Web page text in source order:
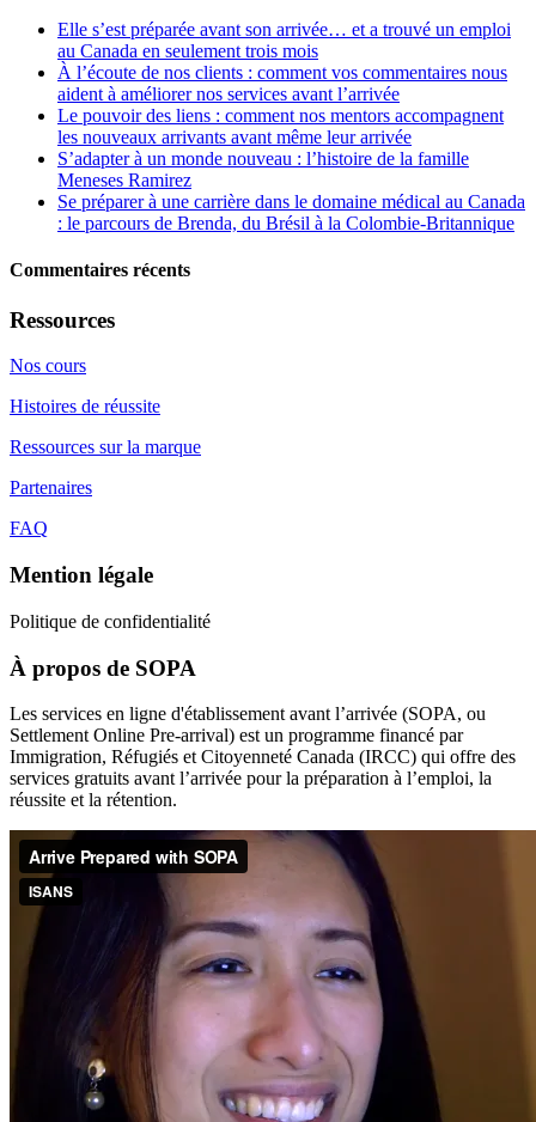
Elle s’est préparée avant son arrivée… et a trouvé un emploi
au Canada en seulement trois mois
À l’écoute de nos clients : comment vos commentaires nous
aident à améliorer nos services avant l’arrivée
Le pouvoir des liens : comment nos mentors accompagnent
les nouveaux arrivants avant même leur arrivée
S’adapter à un monde nouveau : l’histoire de la famille
Meneses Ramirez
Se préparer à une carrière dans le domaine médical au Canada
: le parcours de Brenda, du Brésil à la Colombie-Britannique
Commentaires récents
Ressources
Nos cours
Histoires de réussite
Ressources sur la marque
Partenaires
FAQ
Mention légale
Politique de confidentialité
À propos de SOPA
Les services en ligne d'établissement avant l’arrivée (SOPA, ou
Settlement Online Pre-arrival) est un programme financé par
Immigration, Réfugiés et Citoyenneté Canada (IRCC) qui offre des
services gratuits avant l’arrivée pour la préparation à l’emploi, la
réussite et la rétention.